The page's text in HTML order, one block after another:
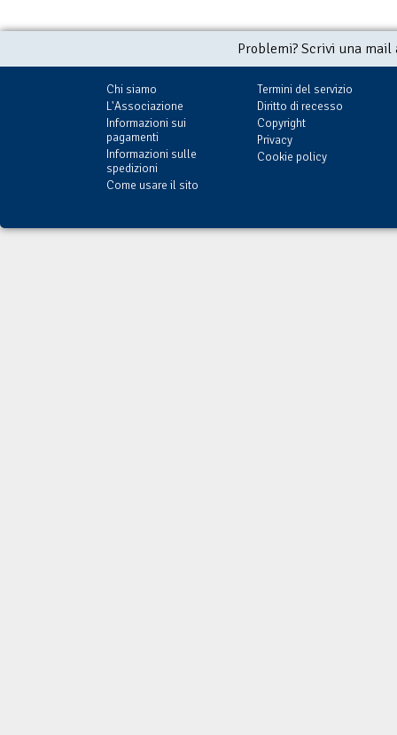
Problemi? Scrivi una
Chi siamo
L'Associazione
Informazioni sui
pagamenti
Informazioni sulle
spedizioni
Come usare il sito
Termini del servizio
Diritto di recesso
Copyright
Privacy
Cookie policy